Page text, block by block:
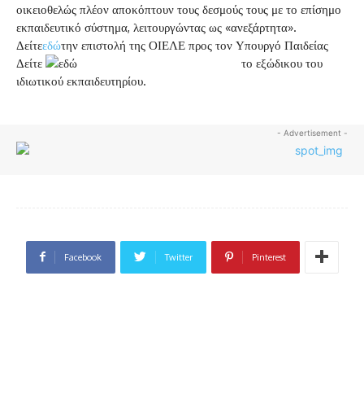
οικειοθελώς πλέον αποκόπτουν τους δεσμούς τους με το επίσημο
εκπαιδευτικό σύστημα, λειτουργώντας ως «ανεξάρτητα».
Δείτεεδώτην επιστολή της ΟΙΕΛΕ προς τον Υπουργό Παιδείας
Δείτε
το εξώδικου του
ιδιωτικού εκπαιδευτηρίου.
- Advertisement -
Facebook Twitter Pinterest